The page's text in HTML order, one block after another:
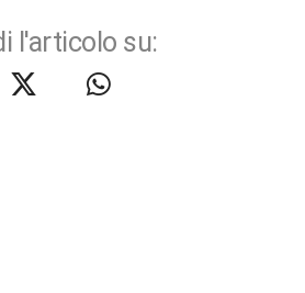
l'articolo su: